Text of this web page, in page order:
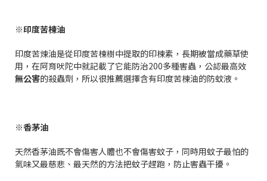
※印度苦楝油
印度苦煉油是從印度苦楝樹中提取的印楝素，長期被當成藥草使
用，在阿育吠陀中就記載了它能防治200多種害蟲，公認最高效
無公害的殺蟲劑，所以很推薦選擇含有印度苦楝油的防蚊液。
※香茅油
天然香茅油既不會傷害人體也不會傷害蚊子，同時用蚊子最怕的
氣味又最慈悲、最天然的方法把蚊子趕跑，防止害蟲干擾。